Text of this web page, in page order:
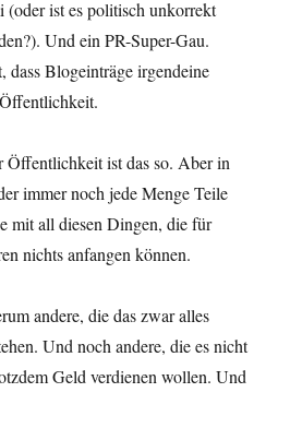
(oder ist es politisch unkorrekt
Und ein PR-Super-Gau.
dass Blogeinträge irgendeine
Öffentlichkeit ist das so. Aber in
immer noch jede Menge Teile
mit all diesen Dingen, die für
nichts anfangen können.
andere, die das zwar alles
Und noch andere, die es nicht
Geld verdienen wollen. Und